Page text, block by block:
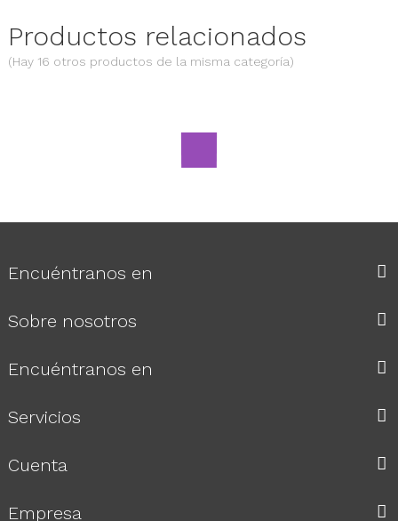
Productos relacionados
(Hay 16 otros productos de la misma categoría)
Encuéntranos en
Sobre nosotros
Encuéntranos en
Servicios
Cuenta
Empresa